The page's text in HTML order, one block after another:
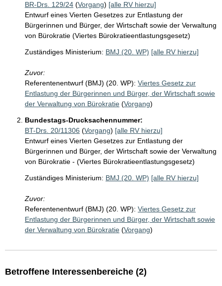
BR-Drs. 129/24 (Vorgang) [alle RV hierzu]
Entwurf eines Vierten Gesetzes zur Entlastung der
Bürgerinnen und Bürger, der Wirtschaft sowie der Verwaltung
von Bürokratie (Viertes Bürokratieentlastungsgesetz)
Zuständiges Ministerium: BMJ (20. WP) [alle RV hierzu]
Zuvor:
Referentenentwurf (BMJ) (20. WP): Viertes Gesetz zur
Entlastung der Bürgerinnen und Bürger, der Wirtschaft sowie
der Verwaltung von Bürokratie (Vorgang)
Bundestags-Drucksachennummer:
BT-Drs. 20/11306 (Vorgang) [alle RV hierzu]
Entwurf eines Vierten Gesetzes zur Entlastung der
Bürgerinnen und Bürger, der Wirtschaft sowie der Verwaltung
von Bürokratie - (Viertes Bürokratieentlastungsgesetz)
Zuständiges Ministerium: BMJ (20. WP) [alle RV hierzu]
Zuvor:
Referentenentwurf (BMJ) (20. WP): Viertes Gesetz zur
Entlastung der Bürgerinnen und Bürger, der Wirtschaft sowie
der Verwaltung von Bürokratie (Vorgang)
Betroffene Interessenbereiche (2)